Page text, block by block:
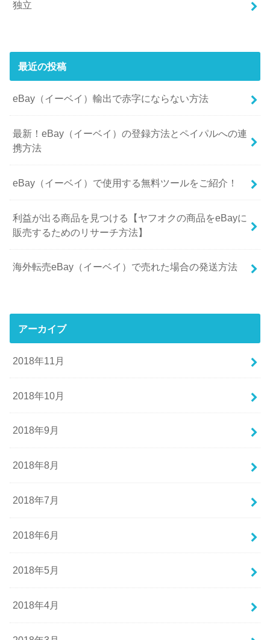
独立
最近の投稿
eBay（イーベイ）輸出で赤字にならない方法
最新！eBay（イーベイ）の登録方法とペイパルへの連
携方法
eBay（イーベイ）で使用する無料ツールをご紹介！
利益が出る商品を見つける【ヤフオクの商品をeBayに
販売するためのリサーチ方法】
海外転売eBay（イーベイ）で売れた場合の発送方法
アーカイブ
2018年11月
2018年10月
2018年9月
2018年8月
2018年7月
2018年6月
2018年5月
2018年4月